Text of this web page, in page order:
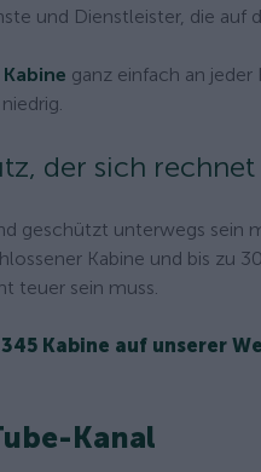
und Dienstleister, die
ganz einfach an
der sich rechnet
geschützt unterwegs sein
Kabine und bis zu
teuer sein muss.
Kabine auf unserer
Kanal